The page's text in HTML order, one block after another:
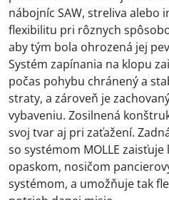
nábojníc SAW, streliva alebo
flexibilitu pri rôznych
aby tým bola ohrozená jej
Systém zapínania na klopu
počas pohybu chránený a
straty, a zároveň je
vybaveniu. Zosilnená
svoj tvar aj pri zaťažení.
so systémom MOLLE
opaskom, nosičom
systémom, a umožňuje tak